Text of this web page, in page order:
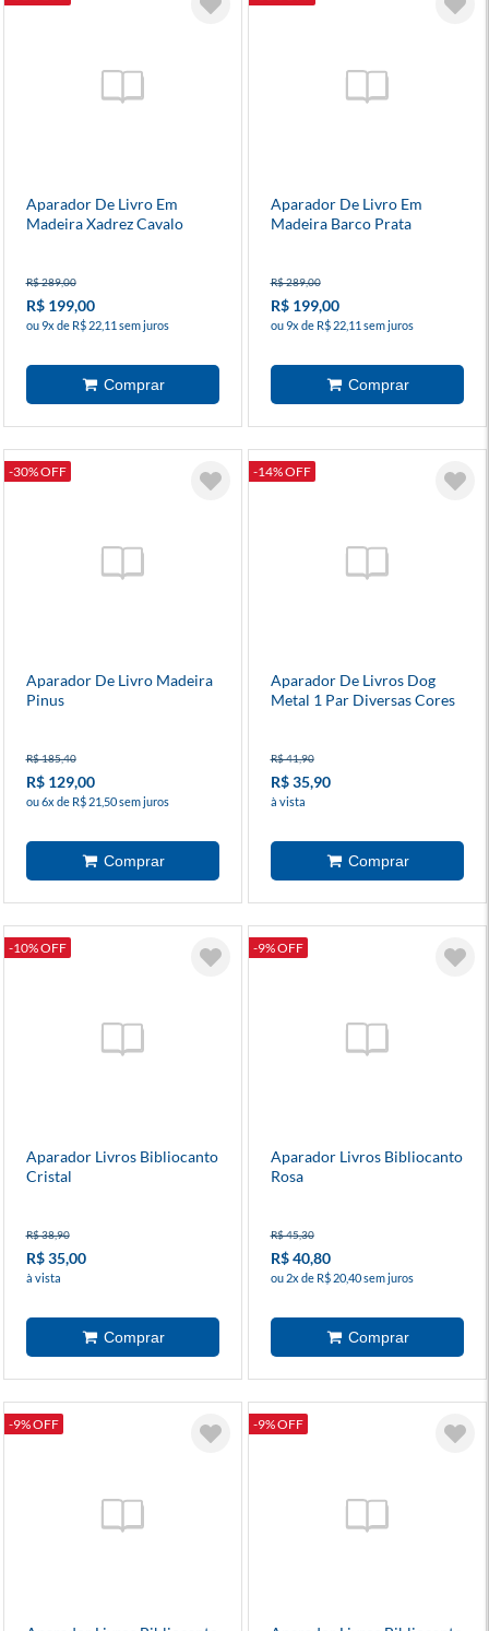
Aparador De Livro Em
Madeira Xadrez Cavalo
R$ 289,00
R$ 199,00
ou 9x de R$ 22,11 sem juros
Aparador De Livro Em
Madeira Barco Prata
R$ 289,00
R$ 199,00
ou 9x de R$ 22,11 sem juros
-30% OFF
Aparador De Livro Madeira
Pinus
R$ 185,40
R$ 129,00
ou 6x de R$ 21,50 sem juros
-14% OFF
Aparador De Livros Dog
Metal 1 Par Diversas Cores
R$ 41,90
R$ 35,90
à vista
-10% OFF
Aparador Livros Bibliocanto
Cristal
R$ 38,90
R$ 35,00
à vista
-9% OFF
Aparador Livros Bibliocanto
Rosa
R$ 45,30
R$ 40,80
ou 2x de R$ 20,40 sem juros
-9% OFF -9% OFF